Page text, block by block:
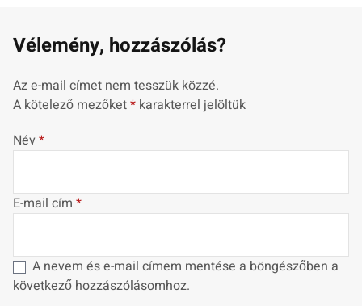
Vélemény, hozzászólás?
Az e-mail címet nem tesszük közzé.
A kötelező mezőket* karakterrel jelöltük
Név*
E-mail cím *
A nevem és e-mail címem mentése a böngészőben a
következő hozzászólásomhoz.